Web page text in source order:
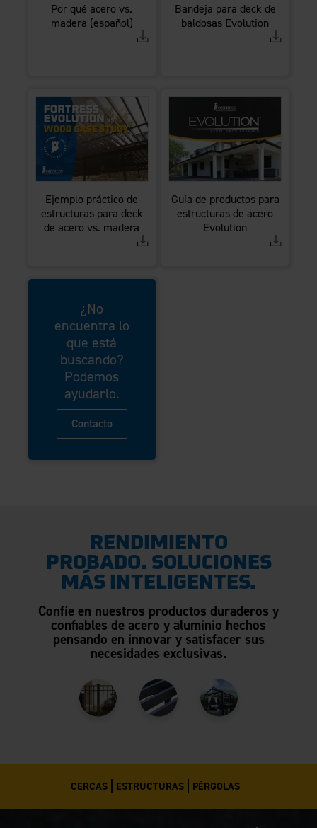
Por qué acero vs.
madera (español)
Bandeja para deck de
baldosas Evolution
Ejemplo práctico de
estructuras para deck
de acero vs. madera
Guía de productos para
estructuras de acero
Evolution
¿No
encuentra lo
que está
buscando?
Podemos
ayudarlo.
Contacto
RENDIMIENTO
PROBADO. SOLUCIONES
MÁS INTELIGENTES.
Confíe en nuestros productos duraderos y
confiables de acero y aluminio hechos
pensando en innovar y satisfacer sus
necesidades exclusivas.
CERCAS ESTRUCTURAS PÉRGOLAS